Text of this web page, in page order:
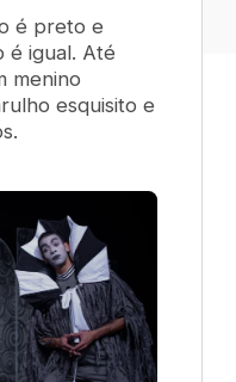
é preto e
é igual. Até
menino
esquisito e